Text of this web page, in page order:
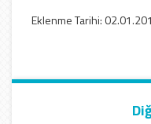
Eklenme Tarihi: